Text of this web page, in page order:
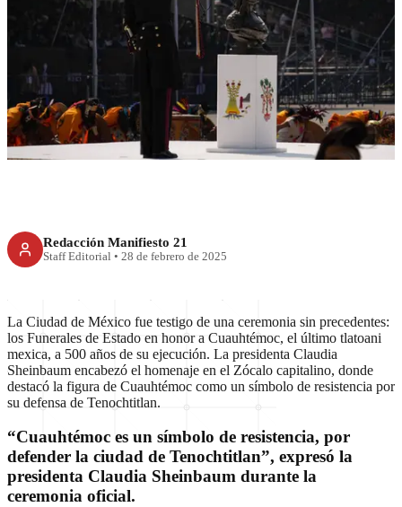
RECIENTE
Funerales de Estado a 500 años
de la ejecución de Cuauhtémoc
Redacción Manifiesto 21
Staff Editorial • 28 de febrero de 2025
La Ciudad de México fue testigo de una ceremonia sin precedentes:
los Funerales de Estado en honor a Cuauhtémoc, el último tlatoani
mexica, a 500 años de su ejecución. La presidenta Claudia
Sheinbaum encabezó el homenaje en el Zócalo capitalino, donde
destacó la figura de Cuauhtémoc como un símbolo de resistencia por
su defensa de Tenochtitlan.
“Cuauhtémoc es un símbolo de resistencia, por
defender la ciudad de Tenochtitlan”, expresó la
presidenta Claudia Sheinbaum durante la
ceremonia oficial.